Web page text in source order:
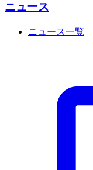
ニュース
ニュース一覧